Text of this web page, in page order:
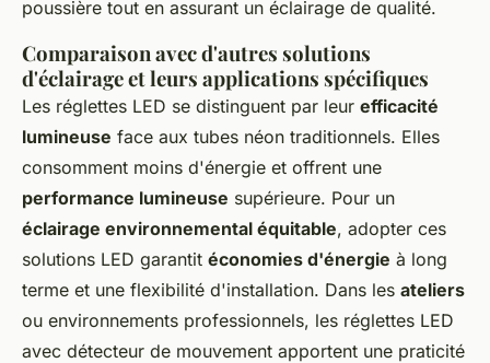
poussière tout en assurant un éclairage de qualité.
Comparaison avec d'autres solutions
d'éclairage et leurs applications spécifiques
Les réglettes LED se distinguent par leur efficacité
lumineuse face aux tubes néon traditionnels. Elles
consomment moins d'énergie et offrent une
performance lumineuse supérieure. Pour un
éclairage environnemental équitable, adopter ces
solutions LED garantit économies d'énergie à long
terme et une flexibilité d'installation. Dans les ateliers
ou environnements professionnels, les réglettes LED
avec détecteur de mouvement apportent une praticité